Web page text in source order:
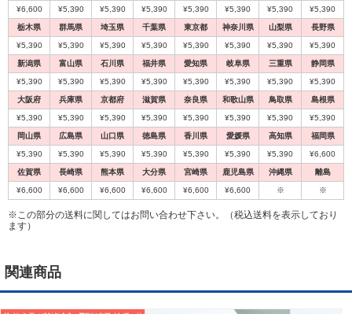
※この部分の送料に関してはお問い合わせ下さい。（税込送料を表示しており
ます）
¥6,600 ¥5,390 ¥5,390 ¥5,390 ¥5,390 ¥5,390 ¥5,390 ¥5,390
栃木県 群馬県 埼玉県 千葉県 東京都 神奈川県 山梨県 長野県
¥5,390 ¥5,390 ¥5,390 ¥5,390 ¥5,390 ¥5,390 ¥5,390 ¥5,390
新潟県 富山県 石川県 福井県 愛知県 岐阜県 三重県 静岡県
¥5,390 ¥5,390 ¥5,390 ¥5,390 ¥5,390 ¥5,390 ¥5,390 ¥5,390
大阪府 兵庫県 京都府 滋賀県 奈良県 和歌山県 鳥取県 島根県
¥5,390 ¥5,390 ¥5,390 ¥5,390 ¥5,390 ¥5,390 ¥5,390 ¥5,390
岡山県 広島県 山口県 徳島県 香川県 愛媛県 高知県 福岡県
¥5,390 ¥5,390 ¥5,390 ¥5,390 ¥5,390 ¥5,390 ¥5,390 ¥6,600
佐賀県 長崎県 熊本県 大分県 宮崎県 鹿児島県 沖縄県 離島
¥6,600 ¥6,600 ¥6,600 ¥6,600 ¥6,600 ¥6,600 ※ ※
関連商品